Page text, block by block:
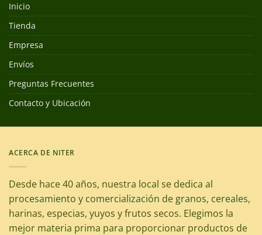
Inicio
Tienda
Empresa
Envíos
Preguntas Frecuentes
Contacto y Ubicación
ACERCA DE NITER
Desde hace 40 años, nuestra local se dedica al
procesamiento y comercialización de granos, cereales,
harinas, especias, yuyos y frutos secos. Elegimos la
mejor materia prima para proporcionar productos de